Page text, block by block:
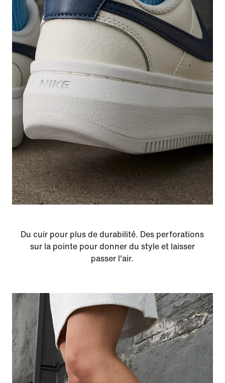
Du cuir pour plus de durabilité. Des perforations
sur la pointe pour donner du style et laisser
passer l'air.